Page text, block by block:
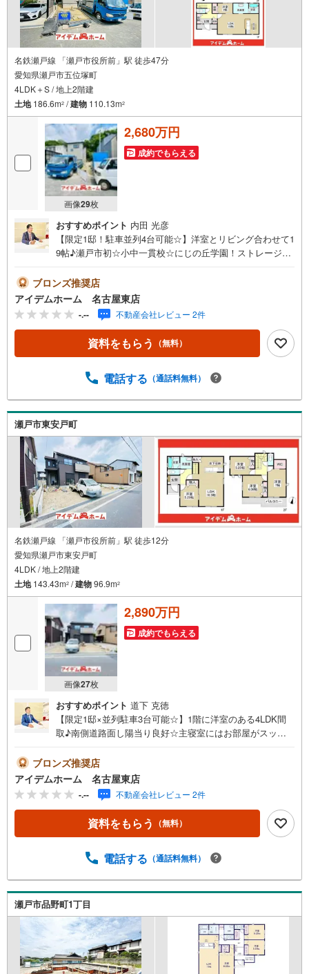
名鉄瀬戸線 「瀬戸市役所前」駅 徒歩47分
愛知県瀬戸市五位塚町
4LDK＋S / 地上2階建
土地186.6m2 /建物 110.13m2
画像29枚
2,680万円
成約でもらえる
おすすめポイント 内田 光彦
【限定1邸！駐車並列4台可能☆】洋室とリビング合わせて1
9帖♪瀬戸市初☆小中一貫校☆にじの丘学園！ストレージル
ちしております☆＼瀬戸市五位塚町☆全1棟/当日のご来
店・ご見学、大歓迎♪【安心】耐震等級3取得【品質】設計
住宅性能評価書、建設住宅性能評価書【充実】駐車4台、ス
トレージルーム■名鉄バス「伍位塚」停 徒歩6分（約420
m） ⇒名鉄瀬戸線「尾張瀬戸」駅バス乗車10分■にじの丘
学園:徒歩30分（約2400m）＜自己資金0円でも大丈夫！＞*
スピード対応！*自己資金なしでも購入出来ます！*自営業
ください！弊社HPにて物件のルームツアーMOVIEを公開
中!!写真だけでは伝わらない物件の魅力をたっぷりご紹介し
ております♪さらに店内には豊富な物件資料や発売予定物
件等ございます☆この機会にぜひお問い合わせください♪
ブロンズ推奨店
アイデムホーム 名古屋東店
-.-- 不動産会社レビュー 2件
資料をもらう （無料）
電話する （通話料無料）
瀬戸市東安戸町
名鉄瀬戸線 「瀬戸市役所前」駅 徒歩12分
愛知県瀬戸市東安戸町
4LDK / 地上2階建
土地143.43m2 /建物96.9m2
画像27枚
2,890万円
成約でもらえる
おすすめポイント 道下 克徳
【限定1邸×並列駐車3台可能☆】1階に洋室のある4LDK間
取♪南側道路面し陽当り良好☆主寝室にはお部屋がスッキ
ております☆ ＼瀬戸市東安戸町9番☆限定1邸/当日のご来
店・ご見学、大歓迎♪【安心】耐震等級3取得【品質】設計
住宅性能評価書、建設住宅性能評価書【充実】駐車3台、南
道路、WIC、4LDK■名鉄瀬戸線「瀬戸市役所前」駅 徒歩12
分（約900m）■にじの丘小学校:徒歩31分（約2460m）■に
じの丘中学校:徒歩31分（約2460m）＜自己資金0円でも大
きたい！にスピード対応！*自己資金なしでも購入出来ま
もおまかせください！弊社HPにて物件のルームツアーMOV
IEを公開中写真だけでは伝わらない物件の魅力をたっぷり
ご紹介しております♪さらに店内には豊富な物件資料や発
売予定物件等ございます☆この機会にぜひお問い合わせく
ださい♪
ブロンズ推奨店
アイデムホーム 名古屋東店
-.-- 不動産会社レビュー 2件
資料をもらう （無料）
電話する （通話料無料）
瀬戸市品野町1丁目